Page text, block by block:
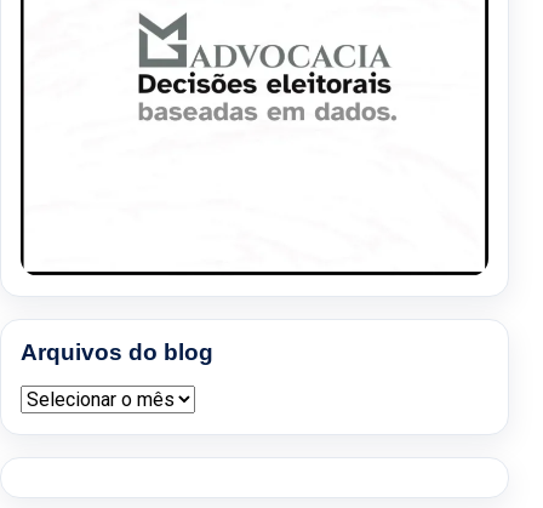
Arquivos do blog
Arquivos do blog